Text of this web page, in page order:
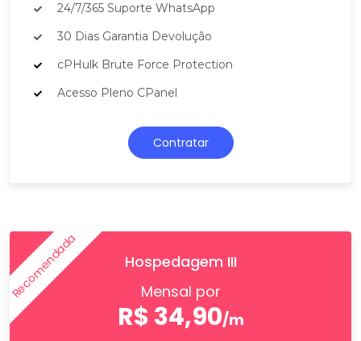
24/7/365 Suporte WhatsApp
30 Dias Garantia Devolução
cPHulk Brute Force Protection
Acesso Pleno CPanel
Contratar
Recomendada
Hospedagem III
Mensal por
R$ 34,90/m